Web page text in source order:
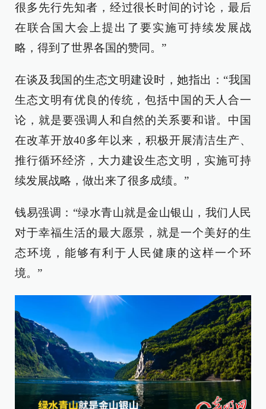
很多先行先知者，经过很长时间的讨论，最后
在联合国大会上提出了要实施可持续发展战
略，得到了世界各国的赞同。”
在谈及我国的生态文明建设时，她指出：“我国
生态文明有优良的传统，包括中国的天人合一
论，就是要强调人和自然的关系要和谐。中国
在改革开放40多年以来，积极开展清洁生产、
推行循环经济，大力建设生态文明，实施可持
续发展战略，做出来了很多成绩。”
钱易强调：“绿水青山就是金山银山，我们人民
对于幸福生活的最大愿景，就是一个美好的生
态环境，能够有利于人民健康的这样一个环
境。”